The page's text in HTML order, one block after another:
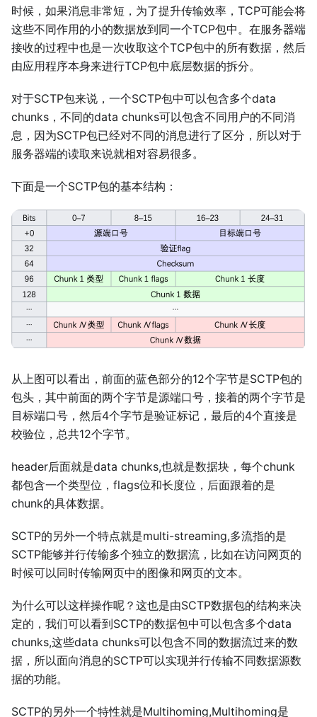
时候，如果消息非常短，为了提升传输效率，TCP可能会将
这些不同作用的小的数据放到同一个TCP包中。在服务器端
接收的过程中也是一次收取这个TCP包中的所有数据，然后
由应用程序本身来进行TCP包中底层数据的拆分。
对于SCTP包来说，一个SCTP包中可以包含多个data
chunks，不同的data chunks可以包含不同用户的不同消
息，因为SCTP包已经对不同的消息进行了区分，所以对于
服务器端的读取来说就相对容易很多。
下面是一个SCTP包的基本结构：
从上图可以看出，前面的蓝色部分的12个字节是SCTP包的
包头，其中前面的两个字节是源端口号，接着的两个字节是
目标端口号，然后4个字节是验证标记，最后的4个直接是
校验位，总共12个字节。
header后面就是data chunks,也就是数据块，每个chunk
都包含一个类型位，flags位和长度位，后面跟着的是
chunk的具体数据。
SCTP的另外一个特点就是multi-streaming,多流指的是
SCTP能够并行传输多个独立的数据流，比如在访问网页的
时候可以同时传输网页中的图像和网页的文本。
为什么可以这样操作呢？这也是由SCTP数据包的结构来决
定的，我们可以看到SCTP的数据包中可以包含多个data
chunks,这些data chunks可以包含不同的数据流过来的数
据，所以面向消息的SCTP可以实现并行传输不同数据源数
据的功能。
SCTP的另外一个特性就是Multihoming,Multihoming是